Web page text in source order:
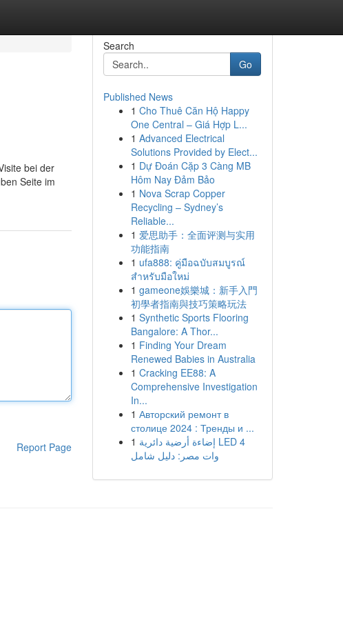
bei der
Seite im
Report Page
Search
Go
Published News
1 Cho Thuê Căn Hộ Happy
One Central – Giá Hợp L...
1 Advanced Electrical
Solutions Provided by Elect...
1 Dự Đoán Cặp 3 Càng MB
Hôm Nay Đảm Bảo
1 Nova Scrap Copper
Recycling – Sydney’s
Reliable...
1 爱思助手：全面评测与实用
功能指南
1 ufa888: คู่มือฉบับสมบูรณ์
สำหรับมือใหม่
1 gameone娛樂城：新手入門
初學者指南與技巧策略玩法
1 Synthetic Sports Flooring
Bangalore: A Thor...
1 Finding Your Dream
Renewed Babies in Australia
1 Cracking EE88: A
Comprehensive Investigation
In...
1 Авторский ремонт в
столице 2024 : Тренды и ...
1 إضاءة أرضية دائرية LED 4
وات مصر: دليل شامل